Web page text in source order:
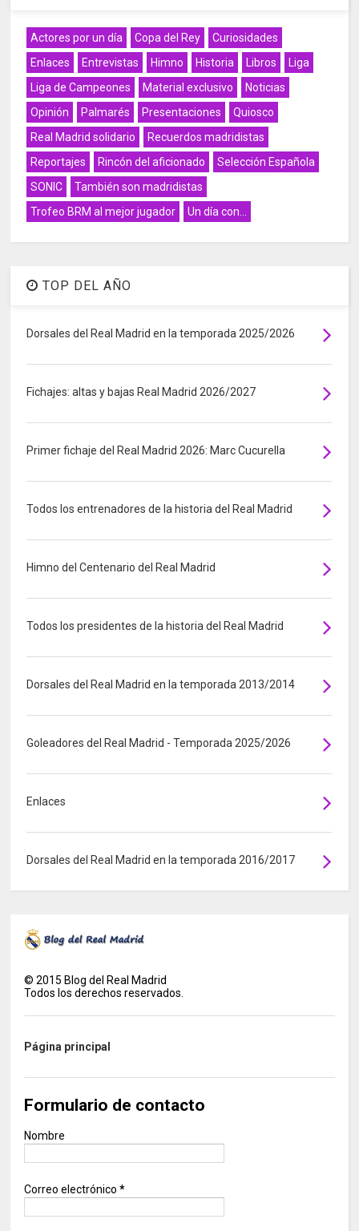
Actores por un día Copa del Rey
Curiosidades
Enlaces
Entrevistas Himno Historia Libros
Liga
Liga de Campeones
Material exclusivo
Noticias
Opinión
Palmarés Presentaciones
Quiosco
Real Madrid solidario
Recuerdos madridistas
Reportajes
Rincón del aficionado
Selección Española
SONIC
También son madridistas
Trofeo BRM al mejor jugador
Un día con...
TOP DEL AÑO
Dorsales del Real Madrid en la temporada 2025/2026
Fichajes: altas y bajas Real Madrid 2026/2027
Primer fichaje del Real Madrid 2026: Marc Cucurella
Todos los entrenadores de la historia del Real Madrid
Himno del Centenario del Real Madrid
Todos los presidentes de la historia del Real Madrid
Dorsales del Real Madrid en la temporada 2013/2014
Goleadores del Real Madrid - Temporada 2025/2026
Enlaces
Dorsales del Real Madrid en la temporada 2016/2017
©2015 Blog del Real Madrid
Todos los derechos reservados.
Página principal
Formulario de contacto
Nombre
Correo electrónico*